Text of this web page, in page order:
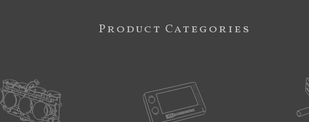
Product Categories